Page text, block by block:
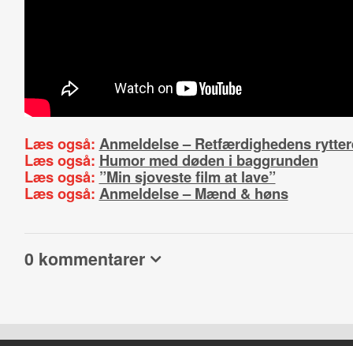
Læs også: Anmeldelse – Retfærdighedens
Læs også: Humor med døden i baggrunden
Læs også: ”Min sjoveste film at lave”
Læs også: Anmeldelse – Mænd & høns
0 kommentarer